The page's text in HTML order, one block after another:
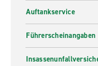
Auftankservice
Führerscheinangaben